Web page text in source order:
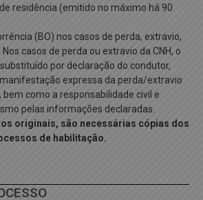
residência (emitido no máximo há 90
(BO) nos casos de perda, extravio,
casos de perda ou extravio da CNH, o
por declaração do condutor,
expressa da perda/extravio
bem como a responsabilidade civil e
pelas informações declaradas.
originais, são necessárias cópias dos
de habilitação.